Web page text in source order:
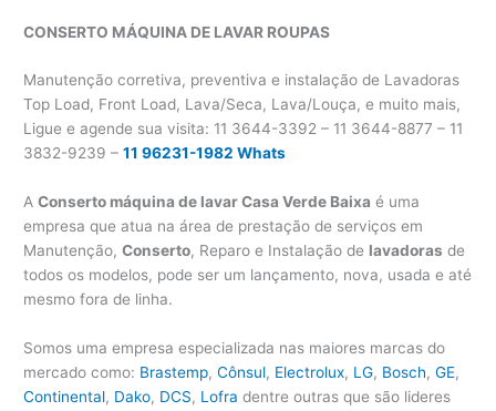
CONSERTO MÁQUINA DE LAVAR ROUPAS
Manutenção corretiva, preventiva e instalação de Lavadoras
Top Load, Front Load, Lava/Seca, Lava/Louça, e muito mais,
Ligue e agende sua visita: 11 3644-3392 – 11 3644-8877 – 11
3832-9239 –11 96231-1982 Whats
AConserto máquina de lavar Casa Verde Baixa é uma
empresa que atua na área de prestação de serviços em
Manutenção,Conserto, Reparo e Instalação de lavadoras de
todos os modelos, pode ser um lançamento, nova, usada e até
mesmo fora de linha.
Somos uma empresa especializada nas maiores marcas do
mercado como: Brastemp,Cônsul, Electrolux, LG, Bosch,GE,
Continental, Dako, DCS, Lofra dentre outras que são lideres